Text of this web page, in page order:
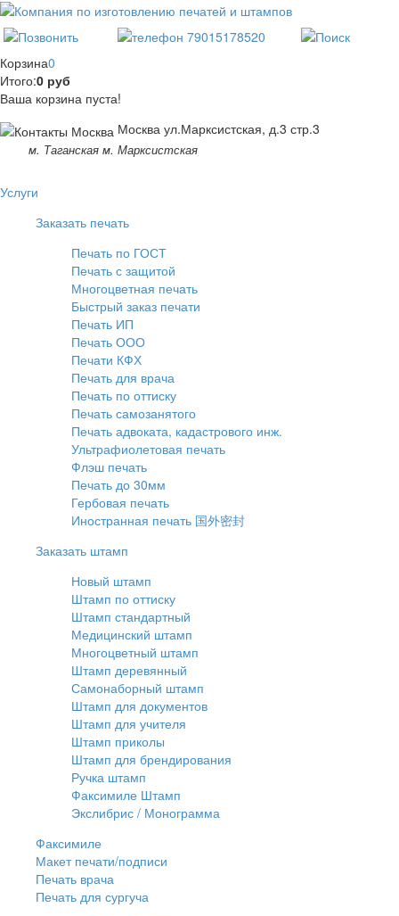
Корзина0
Итого:0 руб
Ваша корзина пуста!
Москва ул.Марксистская, д.3 стр.3
м. Таганская м. Марксистская
Услуги
Заказать печать
Печать по ГОСТ
Печать с защитой
Многоцветная печать
Быстрый заказ печати
Печать ИП
Печать ООО
Печати КФХ
Печать для врача
Печать по оттиску
Печать самозанятого
Печать адвоката, кадастрового инж.
Ультрафиолетовая печать
Флэш печать
Печать до 30мм
Гербовая печать
Иностранная печать 国外密封
Заказать штамп
Новый штамп
Штамп по оттиску
Штамп стандартный
Медицинский штамп
Многоцветный штамп
Штамп деревянный
Самонаборный штамп
Штамп для документов
Штамп для учителя
Штамп приколы
Штамп для брендирования
Ручка штамп
Факсимиле Штамп
Экслибрис / Монограмма
Факсимиле
Макет печати/подписи
Печать врача
Печать для сургуча